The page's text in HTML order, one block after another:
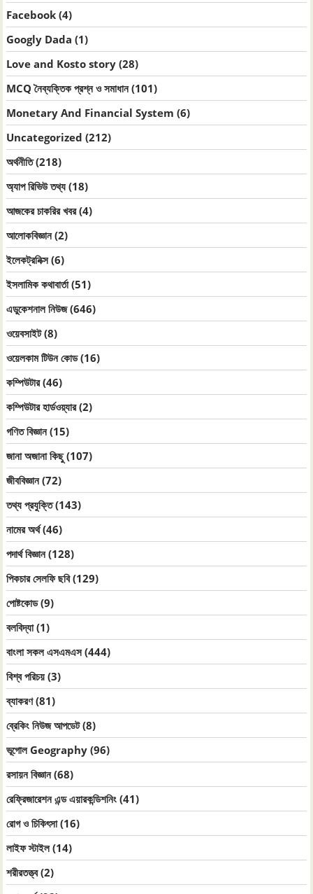
Facebook (4)
Googly Dada (1)
Love and Kosto story (28)
MCQ নৈব্যক্তিক প্রশ্ন ও সমাধান(101)
Monetary And Financial System (6)
Uncategorized (212)
অর্থনীতি(218)
অ্যাপ রিভিউ তথ্য(18)
আজকের চাকরির খবর(4)
আলোকবিজ্ঞান(2)
ইলেকট্রনিক্স(6)
ইসলামিক কথাবার্তা(51)
এডুকেশনাল নিউজ(646)
ওয়েবসাইট(8)
ওয়েলকাম টিউন কোড(16)
কম্পিউটার(46)
কম্পিউটার হার্ডওয়্যার(2)
গণিত বিজ্ঞান(15)
জানা অজানা কিছু(107)
জীববিজ্ঞান(72)
তথ্য প্রযুক্তি(143)
নামের অর্থ(46)
পদার্থ বিজ্ঞান(128)
পিকচার সেলফি ছবি(129)
পোষ্টকোড(9)
বলবিদ্যা(1)
বাংলা সকল এসএমএস(444)
বিশ্ব পরিচয়(3)
ব্যাকরণ(81)
ব্রেকিং নিউজ আপডেট(8)
ভূগোল Geography (96)
রসায়ন বিজ্ঞান(68)
রেফ্রিজারেশন এন্ড এয়ারকন্ডিশনিং (41)
রোগ ও চিকিৎসা(16)
লাইফ স্টাইল(14)
শরীরতত্ত্ব(2)